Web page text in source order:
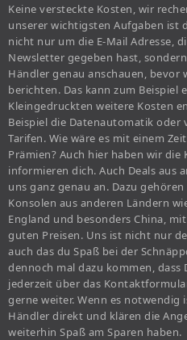
Keine versteckte Kosten, wir
unserer wichtigsten Aufgaben ist
nicht nur um die E-Mail Adresse,
Newsletter gegeben hast,
Händler genau anschauen, bevor
berichten. Das kann zum Beispiel
Kleingedruckten weitere Kosten
Beispiel die Datenautomatik
Tarifen. Wie wäre es mit einem
Prämien? Auch hier haben wir
informieren dich. Auch Deals aus
uns ganz genau an. Dazu
Konsolen aus anderen Ländern
England und besonders China,
guten Preisen. Uns ist nicht nur
auch das du Spaß bei der
dennoch mal dazu kommen,
jederzeit über das
gerne weiter. Wenn es
Händler direkt und klären die
weiterhin Spaß am Sparen haben.